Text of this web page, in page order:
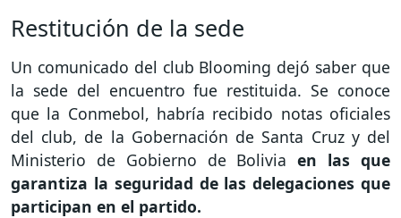
Restitución de la sede
Un comunicado del club Blooming dejó saber que
la sede del encuentro fue restituida. Se conoce
que la Conmebol, habría recibido notas oficiales
del club, de la Gobernación de Santa Cruz y del
Ministerio de Gobierno de Boliviaen las que
garantiza la seguridad de las delegaciones que
participan en el partido.